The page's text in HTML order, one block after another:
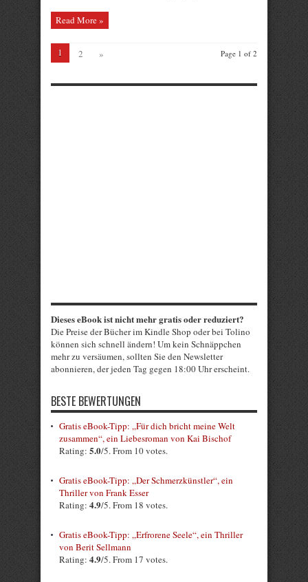
Read More »
Page 1 of 2
1 2 »
Dieses eBook ist nicht mehr gratis oder reduziert?
Die Preise der Bücher im Kindle Shop oder bei Tolino
können sich schnell ändern! Um kein Schnäppchen
mehr zu versäumen, sollten Sie den Newsletter
abonnieren, der jeden Tag gegen 18:00 Uhr erscheint.
BESTE BEWERTUNGEN
Gratis eBook-Tipp: „Für dich bricht meine Welt
zusammen“, ein Liebesroman von Kai Bischof
Rating: 5.0/5. From 10 votes.
Gratis eBook-Tipp: „Der Schmerzkünstler“, ein
Thriller von Frank Esser
Rating: 4.9/5. From 18 votes.
Gratis eBook-Tipp: „Erfrorene Seele“, ein Thriller
von Berit Sellmann
Rating: 4.9/5. From 17 votes.